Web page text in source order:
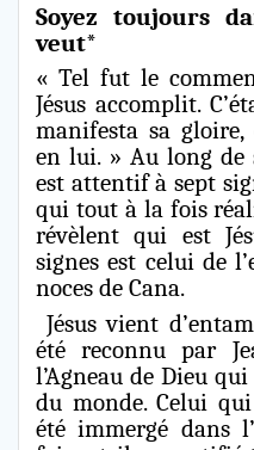
Soyez toujours
veut*
« Tel fut le
Jésus accomplit.
manifesta sa
en lui. » Au long de
est attentif à sept
qui tout à la fois
révèlent qui est
signes est celui de
noces de Cana.
Jésus vient
été reconnu par
l’Agneau de Dieu
du monde. Celui
été immergé dans